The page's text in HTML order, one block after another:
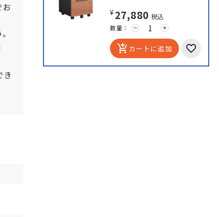
お
き
¥27,880 税込
数量： remove add
add_shopping_cart カートに追加